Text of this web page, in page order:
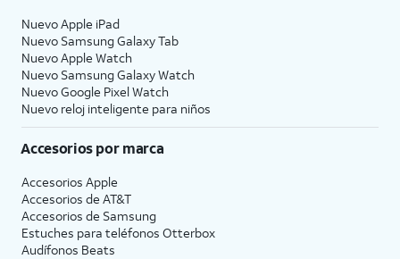
Nuevo Apple iPad
Nuevo Samsung Galaxy Tab
Nuevo Apple Watch
Nuevo Samsung Galaxy Watch
Nuevo Google Pixel Watch
Nuevo reloj inteligente para niños
Accesorios por marca
Accesorios Apple
Accesorios de AT&T
Accesorios de Samsung
Estuches para teléfonos Otterbox
Audífonos Beats